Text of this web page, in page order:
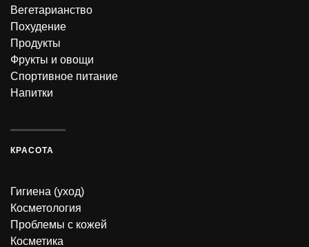
Вегетарианство
Похудение
Продукты
Фрукты и овощи
Спортивное питание
Напитки
КРАСОТА
Гигиена (уход)
Косметология
Проблемы с кожей
Косметика